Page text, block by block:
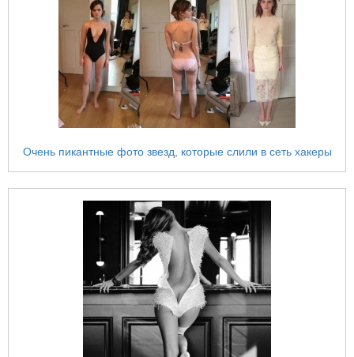
Очень пикантные фото звезд, которые слили в сеть хакеры